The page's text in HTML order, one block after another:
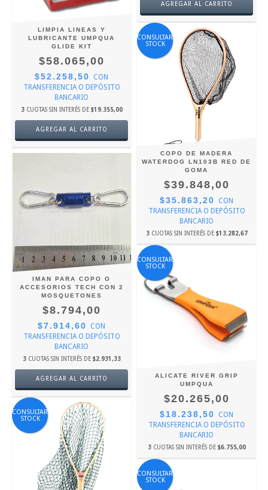
LIMPIA LINEAS Y
LUBRICANTE UMPQUA
GLIDE KIT
$58.065,00
$52.258,50
CON
TRANSFERENCIA O DEPÓSITO
BANCARIO
3 CUOTAS SIN INTERÉS DE $19.355,00
IMAN PARA COPO O
ACCESORIOS TECH CON 2
MOSQUETONES
$8.794,00
$7.914,60
CON
TRANSFERENCIA O DEPÓSITO
BANCARIO
3 CUOTAS SIN INTERÉS DE $2.931,33
CONSULTAR
STOCK
COPO DE MADERA
WATERDOG LN103B RED DE
GOMA
$39.848,00
$35.863,20
CON
TRANSFERENCIA O DEPÓSITO
BANCARIO
3 CUOTAS SIN INTERÉS DE $13.282,67
CONSULTAR
STOCK
CONSULTAR
STOCK
ALICATE RIVER GRIP
UMPQUA
$20.265,00
$18.238,50
CON
TRANSFERENCIA O DEPÓSITO
BANCARIO
3 CUOTAS SIN INTERÉS DE $6.755,00
CONSULTAR
STOCK